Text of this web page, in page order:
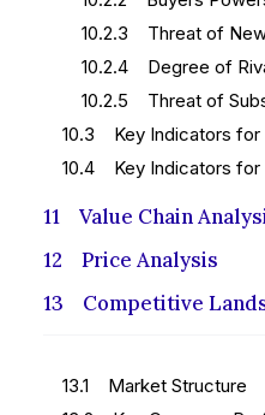
10.2.3 Threat of New
10.2.4 Degree of
10.2.5 Threat of
10.3 Key Indicators for
10.4 Key Indicators for
11 Value Chain
12 Price Analysis
13 Competitive
13.1 Market Structure